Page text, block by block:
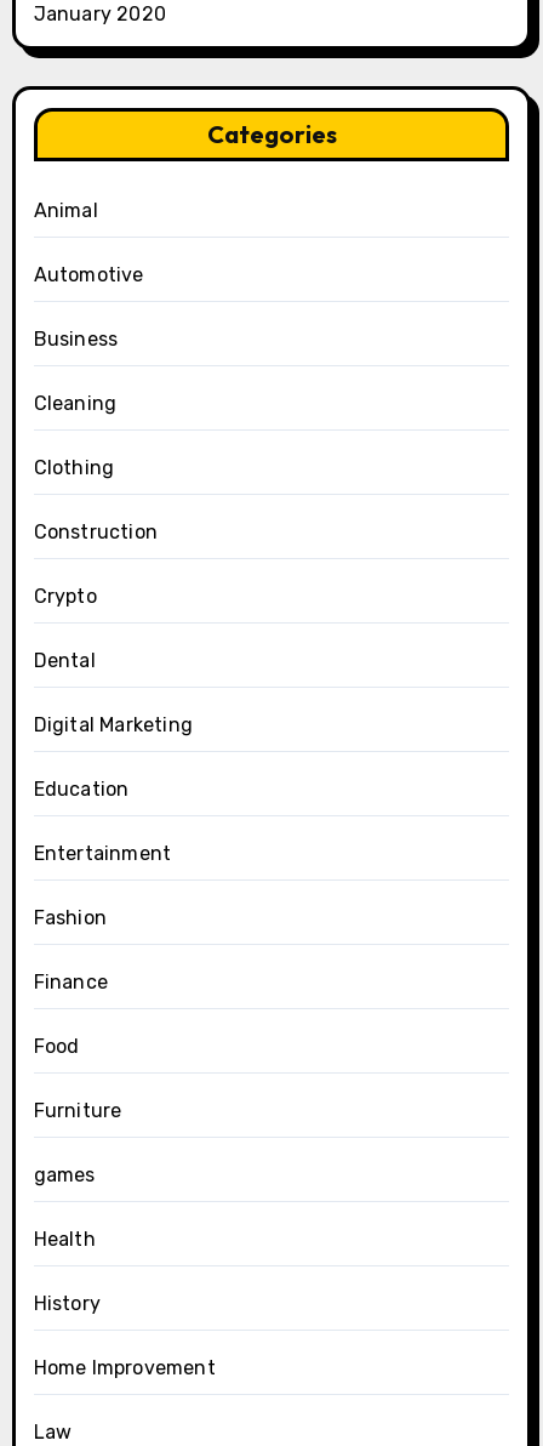
January 2020
Categories
Animal
Automotive
Business
Cleaning
Clothing
Construction
Crypto
Dental
Digital Marketing
Education
Entertainment
Fashion
Finance
Food
Furniture
games
Health
History
Home Improvement
Law